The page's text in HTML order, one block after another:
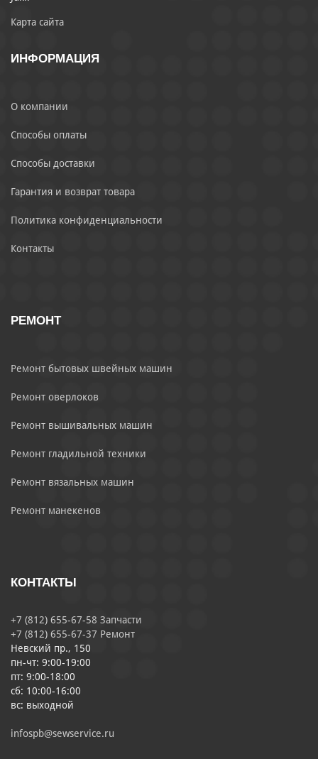
Карта сайта
ИНФОРМАЦИЯ
О компании
Способы оплаты
Способы доставки
Гарантия и возврат товара
Политика конфиденциальности
Контакты
РЕМОНТ
Ремонт бытовых швейных машин
Ремонт оверлоков
Ремонт вышивальных машин
Ремонт гладильной техники
Ремонт вязальных машин
Ремонт манекенов
КОНТАКТЫ
+7 (812) 655-67-58 Запчасти
+7 (812) 655-67-37 Ремонт
Невский пр., 150
пн-чт: 9:00-19:00
пт: 9:00-18:00
сб: 10:00-16:00
вс: выходной
infospb@sewservice.ru